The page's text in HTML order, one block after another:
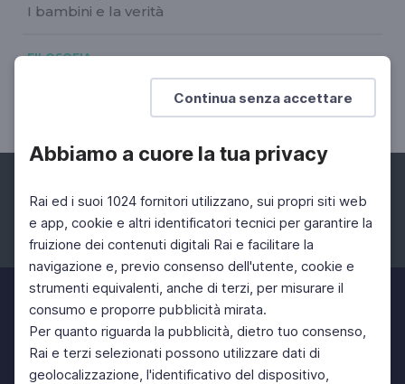
Continua senza accettare
Abbiamo a cuore la tua privacy
Rai ed i suoi 1024 fornitori utilizzano, sui propri siti web
e app, cookie e altri identificatori tecnici per garantire la
fruizione dei contenuti digitali Rai e facilitare la
navigazione e, previo consenso dell'utente, cookie e
strumenti equivalenti, anche di terzi, per misurare il
consumo e proporre pubblicità mirata.
Per quanto riguarda la pubblicità, dietro tuo consenso,
Rai e terzi selezionati possono utilizzare dati di
geolocalizzazione, l'identificativo del dispositivo,
I bambini e la verità
FILOSOFIA
Intervista ad Aldo Masullo
Filosofia, passione e politica
Facebook Instagram Twitter